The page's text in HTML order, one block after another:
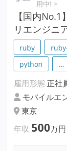
用中! >
【国内
リエンジニ
ruby
python
…
雇用形態 正社
モバイルエ
東京
年収 500万円